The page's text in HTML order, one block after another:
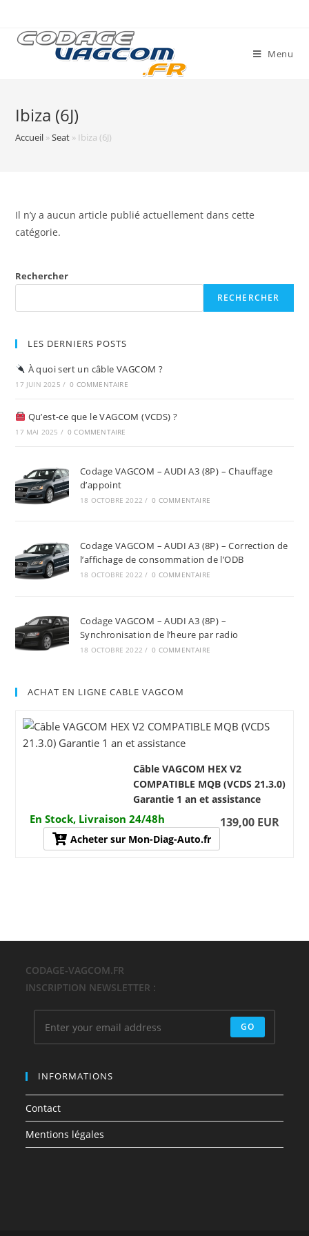
content
Menu
Ibiza (6J)
Accueil »Seat » Ibiza (6J)
Il n’y a aucun article publié actuellement dans cette
catégorie.
Rechercher
RECHERCHER
LES DERNIERS POSTS
À quoi sert un câble VAGCOM ?
17 JUIN 2025 / 0 COMMENTAIRE
Qu’est-ce que le VAGCOM (VCDS) ?
17 MAI 2025 / 0 COMMENTAIRE
Codage VAGCOM – AUDI A3 (8P) – Chauffage
d’appoint
18 OCTOBRE 2022 / 0 COMMENTAIRE
Codage VAGCOM – AUDI A3 (8P) – Correction de
l’affichage de consommation de l’ODB
18 OCTOBRE 2022 / 0 COMMENTAIRE
Codage VAGCOM – AUDI A3 (8P) –
Synchronisation de l’heure par radio
18 OCTOBRE 2022 / 0 COMMENTAIRE
ACHAT EN LIGNE CABLE VAGCOM
Câble VAGCOM HEX V2
COMPATIBLE MQB (VCDS 21.3.0)
Garantie 1 an et assistance
En Stock, Livraison 24/48h 139,00 EUR
Acheter sur Mon-Diag-Auto.fr
CODAGE-VAGCOM.FR
INSCRIPTION NEWSLETTER :
GO
INFORMATIONS
Contact
Mentions légales